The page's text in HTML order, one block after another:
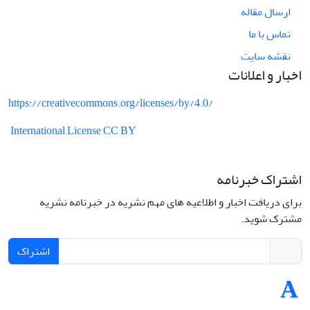
ارسال مقاله
تماس با ما
نقشه سایت
اخبار و اعلانات
https://creativecommons.org/licenses/by/4.0/
International License CC BY
اشتراک خبرنامه
برای دریافت اخبار و اطلاعیه های مهم نشریه در خبرنامه نشریه
مشترک شوید.
اشتراک